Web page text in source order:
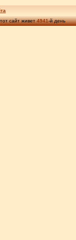
сайт живет4941-й день